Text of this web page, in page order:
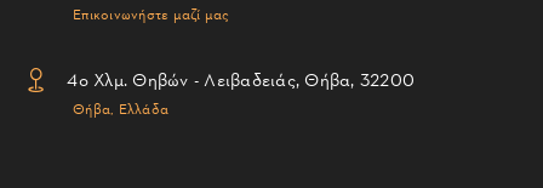
Επικοινωνήστε μαζί μας
4ο Χλμ. Θηβών - Λειβαδειάς, Θήβα, 32200
Θήβα, Ελλάδα